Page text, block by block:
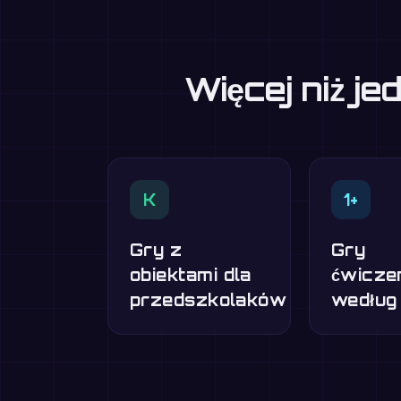
Więcej niż
K
Gry z
obiektami dla
przedszkolaków
1+
Gry